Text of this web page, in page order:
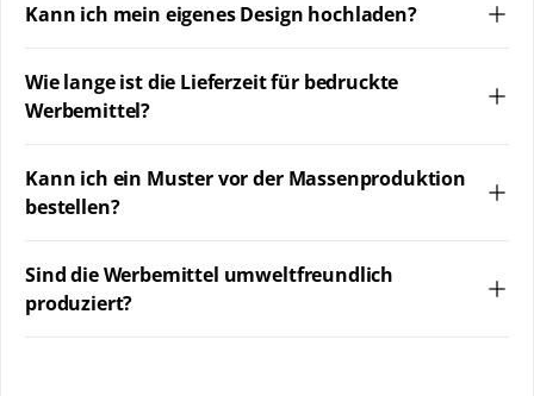
Kann ich mein eigenes Design hochladen?
Wie lange ist die Lieferzeit für bedruckte
Werbemittel?
Kann ich ein Muster vor der Massenproduktion
bestellen?
Sind die Werbemittel umweltfreundlich
produziert?